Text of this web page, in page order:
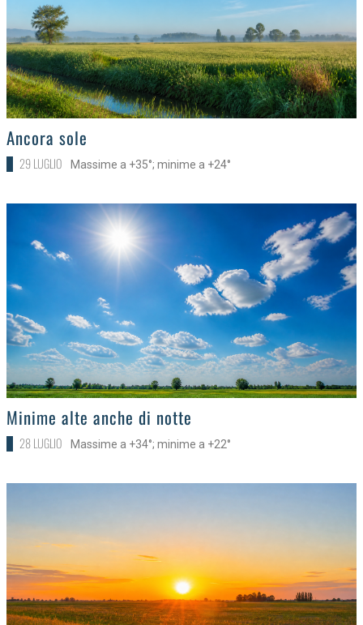
>
Ancora sole
29 LUGLIO Massime a +35°; minime a +24°
>Minime alte anche di notte
28 LUGLIO Massime a +34°; minime a +22°